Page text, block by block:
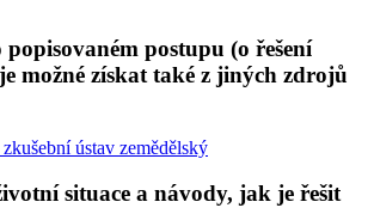
postupu (o řešení
možné získat také z jiných zdrojů
ústav zemědělský
situace a návody, jak je řešit